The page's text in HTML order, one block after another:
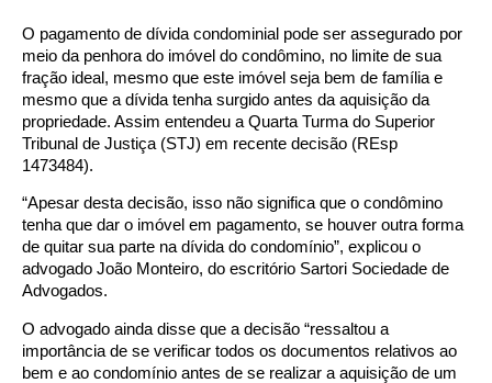
O pagamento de dívida condominial pode ser assegurado por
meio da penhora do imóvel do condômino, no limite de sua
fração ideal, mesmo que este imóvel seja bem de família e
mesmo que a dívida tenha surgido antes da aquisição da
propriedade. Assim entendeu a Quarta Turma do Superior
Tribunal de Justiça (STJ) em recente decisão (REsp
1473484).
“Apesar desta decisão, isso não significa que o condômino
tenha que dar o imóvel em pagamento, se houver outra forma
de quitar sua parte na dívida do condomínio”, explicou o
advogado João Monteiro, do escritório Sartori Sociedade de
Advogados.
O advogado ainda disse que a decisão “ressaltou a
importância de se verificar todos os documentos relativos ao
bem e ao condomínio antes de se realizar a aquisição de um